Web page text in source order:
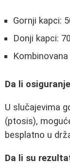
Gornji kapci:
Donji kapci:
Da li
U slučajevima
(ptosis),
besplatno u
Da li su